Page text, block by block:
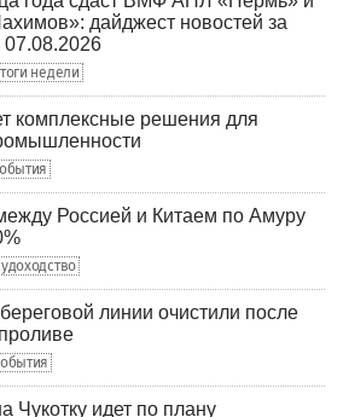
дайджест новостей за
недели
комплексные решения для
Россией и Китаем по Амуру
линии очистили после
Чукотку идет по плану